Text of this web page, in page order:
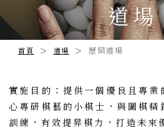
道場
首頁 道場 歷屆道場
實施目的：提供一個優良且專業
心專研棋藝的小棋士，與圍棋精
訓練，有效提昇棋力，打造未來